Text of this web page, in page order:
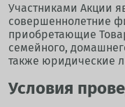
Участниками Акции
совершеннолетние
приобретающие
семейного,
также юридические
Условия